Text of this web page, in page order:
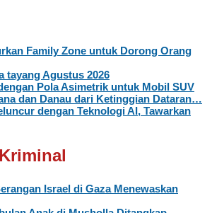
Family Zone untuk Dorong Orang
tayang Agustus 2026
Pola Asimetrik untuk Mobil SUV
dan Danau dari Ketinggian Dataran…
dengan Teknologi AI, Tawarkan
Israel di Gaza Menewaskan